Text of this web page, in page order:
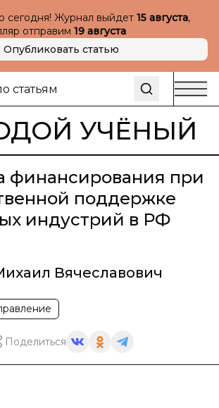
сегодня! Журнал выйдет 15 августа,
отправим 19 августа
Опубликовать статью
УЧЁНЫЙ
финансирования при
поддержке
индустрий в РФ
Вячеславович
Поделиться